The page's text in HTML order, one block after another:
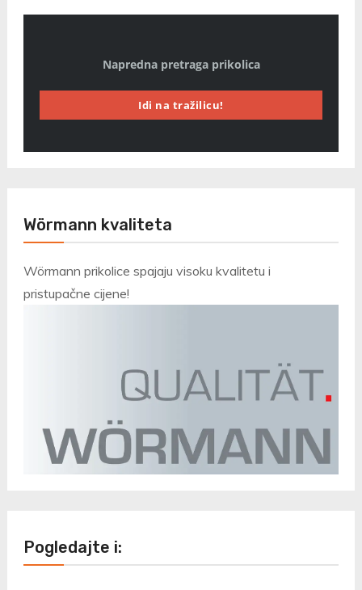
Napredna pretraga prikolica
Idi na tražilicu!
Wörmann kvaliteta
Wörmann prikolice spajaju visoku kvalitetu i
pristupačne cijene!
Pogledajte i: